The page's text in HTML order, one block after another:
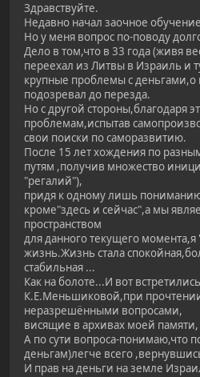
Здравствуйте.
Недавно начал заочное
Но у меня вопрос по-поводу
Дело в том,что в 33 года (живя
переехал из Литвы в Израиль и
крупные проблемы с деньгами,о
подозревал до перезда.
Но с другой стороны,благодаря
проблемам,испытав
свои поиски по саморазвитию.
После 15 лет хождения по
путям ,получив множество
"регалий"),
придя к одному лишь пониманию
кроме"здесь и сейчас",а мы
пространством
для данного текущего
жизнь.Жизнь стала
стабильная ...
Как на болоте...И вот
К.Е.Меньшиковой,при
неразрешёнными вопросами,
висящие в архивах моей памяти,
А по сути вопроса-понимаю,что
деньгам)легче всего
И прав на деньги на земле